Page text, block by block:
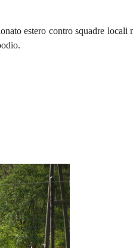
estero contro squadre